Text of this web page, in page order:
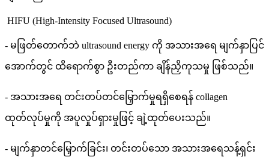
HIFU (High-Intensity Focused Ultrasound)
- မဖြတ်တောက်ဘဲ ultrasound energy ကို အသားအရေ မျက်နှာပြင်
အောက်တွင် ထိရောက်စွာ ဦးတည်ကာ ချိန်ညှိကုသမှု ဖြစ်သည်။
- အသားအရေ တင်းတပ်တင်မြှောက်မှုရရှိစေရန် collagen
ထုတ်လုပ်မှုကို အပူလှုပ်ရှားမှုဖြင့် ချဲ့ထုတ်ပေးသည်။
- မျက်နှာတင်မြှောက်ခြင်း၊ တင်းတပ်သော အသားအရေသန့်ရှင်း